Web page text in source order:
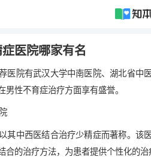
医院哪家有名
医院有武汉大学中南医院、湖北省中
男性不育症治疗方面享有盛誉。
其中西医结合治疗少精症而著称。该
合的治疗方法，为患者提供个性化的治